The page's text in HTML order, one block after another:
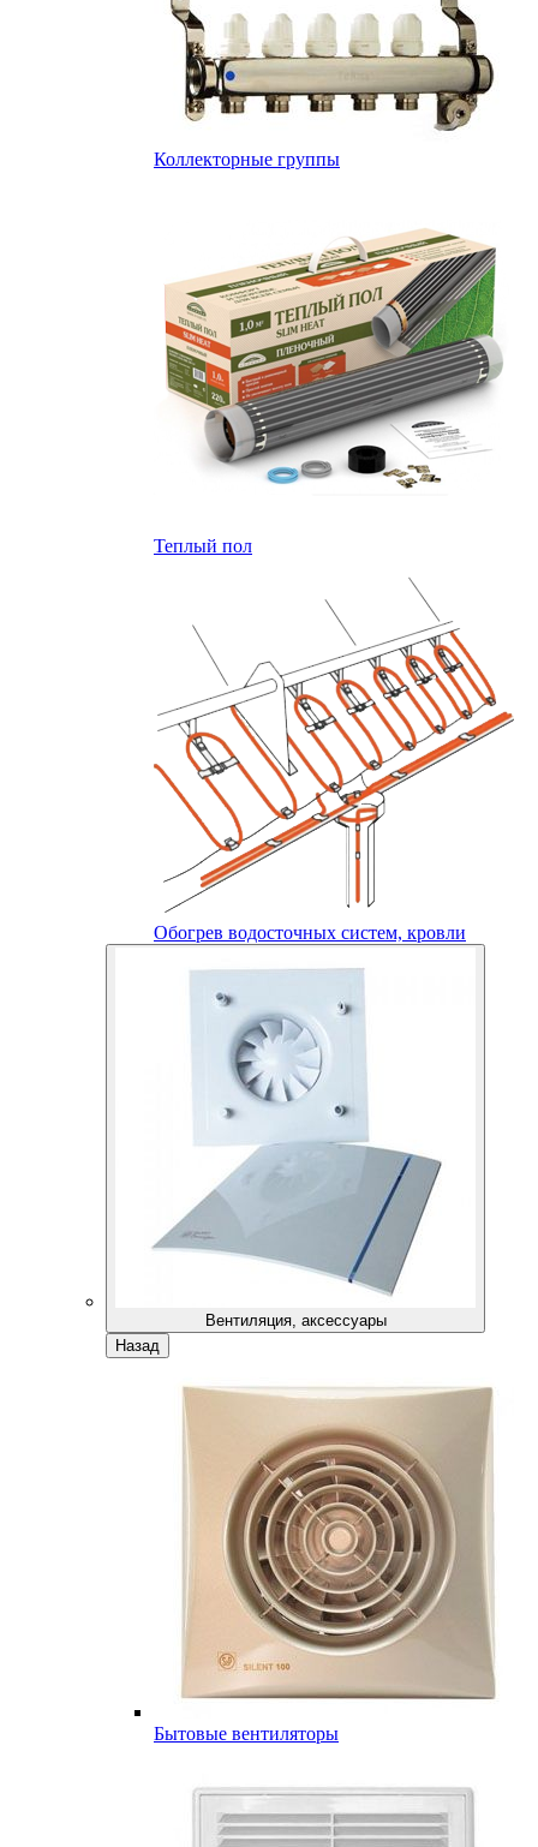
Коллекторные группы
Теплый пол
Обогрев водосточных систем, кровли
Вентиляция, аксессуары
Назад
Бытовые вентиляторы